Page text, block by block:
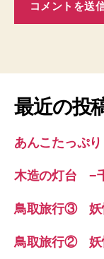
最近の投
あんこたっぷ
木造の灯台 −
鳥取旅行③ 妖
鳥取旅行② 妖